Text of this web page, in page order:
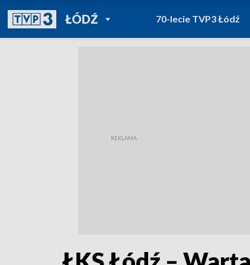
ŁÓDŹPOWRÓT DO
TVP REGIONY
70-lecie TVP3 Łódź